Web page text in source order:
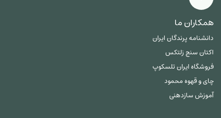
همکاران ما
دانشنامه پرندگان ایران
اکتان سنج زلتکس
فروشگاه ایران تلسکوپ
چای و قهوه محمود
آموزش سازدهنی